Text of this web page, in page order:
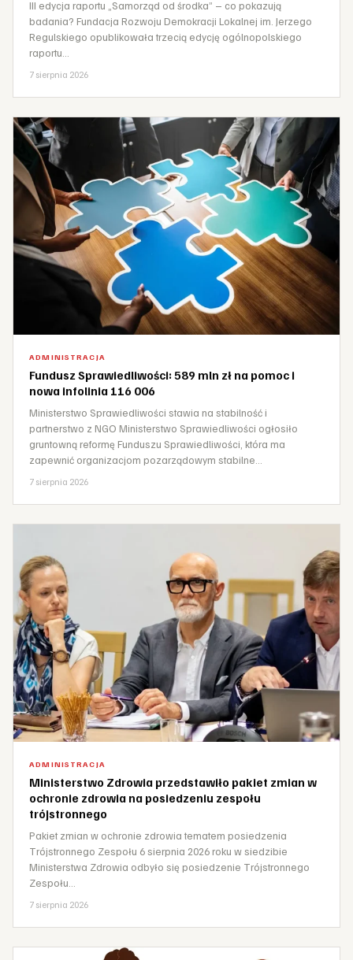
III edycja raportu „Samorząd od środka” – co pokazują
badania? Fundacja Rozwoju Demokracji Lokalnej im. Jerzego
Regulskiego opublikowała trzecią edycję ogólnopolskiego
raportu…
7 sierpnia 2026
ADMINISTRACJA
Fundusz Sprawiedliwości: 589 mln zł na pomoc i
nowa infolinia 116 006
Ministerstwo Sprawiedliwości stawia na stabilność i
partnerstwo z NGO Ministerstwo Sprawiedliwości ogłosiło
gruntowną reformę Funduszu Sprawiedliwości, która ma
zapewnić organizacjom pozarządowym stabilne…
7 sierpnia 2026
ADMINISTRACJA
Ministerstwo Zdrowia przedstawiło pakiet zmian w
ochronie zdrowia na posiedzeniu zespołu
trójstronnego
Pakiet zmian w ochronie zdrowia tematem posiedzenia
Trójstronnego Zespołu 6 sierpnia 2026 roku w siedzibie
Ministerstwa Zdrowia odbyło się posiedzenie Trójstronnego
Zespołu…
7 sierpnia 2026